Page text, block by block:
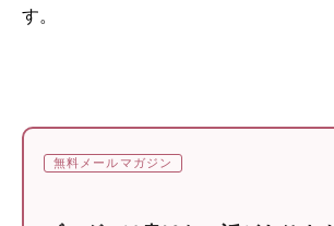
す。
無料メールマガジン